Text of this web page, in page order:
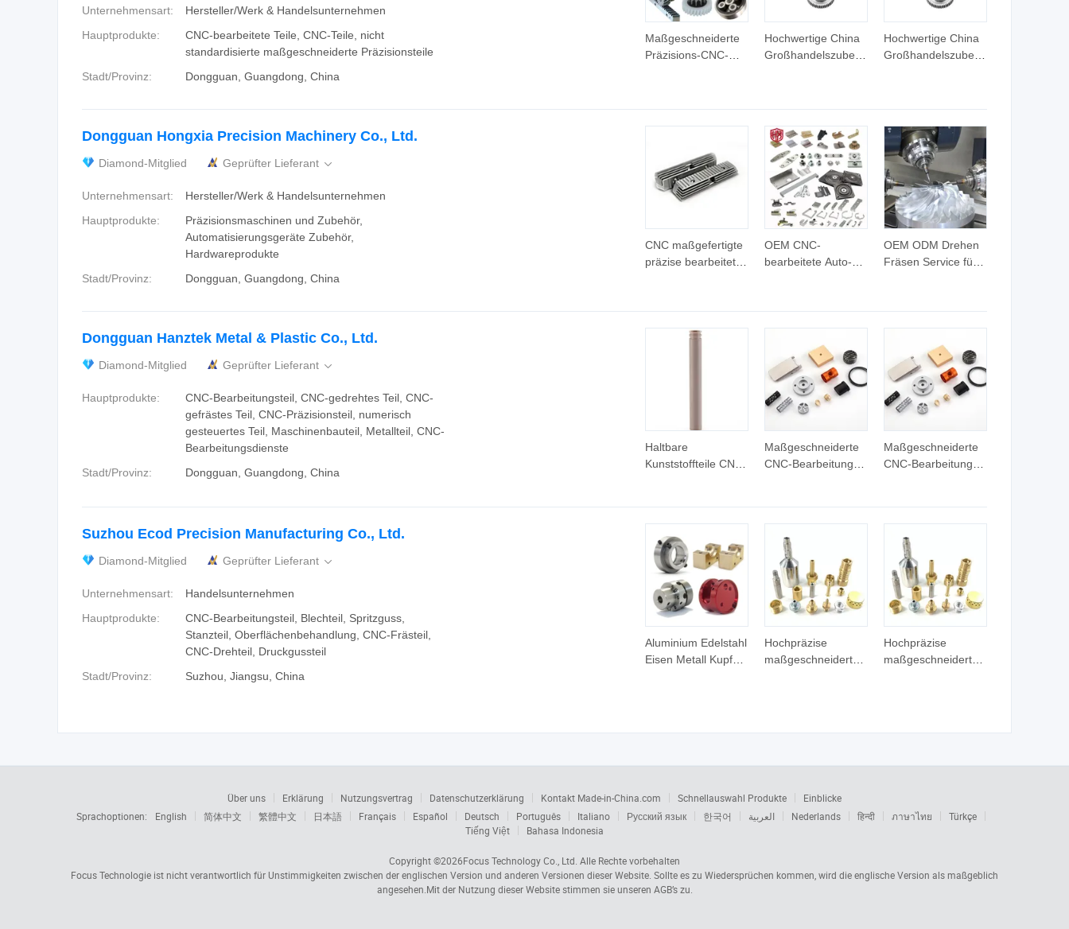
für Auto- und Lkw-
Teile
Maßgeschneiderte
Präzisions-CNC-
Kunststoffantriebsring
Lenkrad
Planetenritzel
Stirnrad
Kegelrad
Übertragungszahnrad
Hochwertige China
Großhandelszubehör
Hochwertige China
Großhandelszubehör
Unternehmensart:
Hersteller/Werk & Handelsunternehmen
Hauptprodukte:
CNC-bearbeitete Teile, CNC-Teile, nicht
standardisierte maßgeschneiderte Präzisionsteile
Stadt/Provinz:
Dongguan, Guangdong, China
CNC maßgefertigte
präzise bearbeitete
Ersatzteile Autoteile
OEM CNC-
bearbeitete Auto-
Aluminium- und
Edelstahl-
Stanzteilen
OEM ODM Drehen
Fräsen Service für
Messing
maßgeschneiderte
CNC-Bearbeitung
Autoteile
Dongguan Hongxia Precision Machinery Co., Ltd.
Diamond-Mitglied Geprüfter Lieferant 
Unternehmensart:
Hersteller/Werk & Handelsunternehmen
Hauptprodukte:
Präzisionsmaschinen und Zubehör,
Automatisierungsgeräte Zubehör,
Hardwareprodukte
Stadt/Provinz:
Dongguan, Guangdong, China
Haltbare
Kunststoffteile CNC-
Maßgeschneiderte
CNC-Bearbeitung
Drehmaschine
Maßgeschneiderte
CNC-Bearbeitung
Drehmaschine
Dongguan Hanztek Metal & Plastic Co., Ltd.
Diamond-Mitglied Geprüfter Lieferant 
Hauptprodukte:
CNC-Bearbeitungsteil, CNC-gedrehtes Teil, CNC-
gefrästes Teil, CNC-Präzisionsteil, numerisch
gesteuertes Teil, Maschinenbauteil, Metallteil, CNC-
Bearbeitungsdienste
Stadt/Provinz:
Dongguan, Guangdong, China
Aluminium Edelstahl
Eisen Metall Kupfer
Auto Fahrrad
Ersatzteil
Hochpräzise
maßgeschneiderte
Drehbearbeitung
Hochpräzise
maßgeschneiderte
Suzhou Ecod Precision Manufacturing Co., Ltd.
Diamond-Mitglied Geprüfter Lieferant 
Unternehmensart:
Handelsunternehmen
Hauptprodukte:
CNC-Bearbeitungsteil, Blechteil, Spritzguss,
Stanzteil, Oberflächenbehandlung, CNC-Frästeil,
CNC-Drehteil, Druckgussteil
Stadt/Provinz:
Suzhou, Jiangsu, China
Über uns Erklärung Nutzungsvertrag Datenschutzerklärung Kontakt Made-in-China.com Schnellauswahl Produkte
Einblicke
Sprachoptionen:
English 简体中文 繁體中文 日本語 Français Español Deutsch Português Italiano Русский язык 한국어 العربية Nederlands हिन्दी ภาษาไทย
Türkçe
Tiếng Việt
Bahasa Indonesia
Copyright ©2026Focus Technology Co., Ltd. Alle Rechte vorbehalten
Focus Technologie ist nicht verantwortlich für Unstimmigkeiten zwischen der englischen Version und anderen Versionen dieser Website. Sollte es zu Wiedersprüchen kommen, wird die englische Version als maßgeblich
angesehen.Mit der Nutzung dieser Website stimmen sie unseren AGB’s zu.